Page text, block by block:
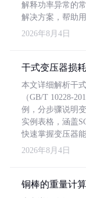
解释功率异常的
解决方案，帮助
2026年8月4日
干式变压器损
本文详细解析干
（GB/T 10228-
例，分步骤说明
实例表格，涵盖
快速掌握变压器
2026年8月4日
铜棒的重量计